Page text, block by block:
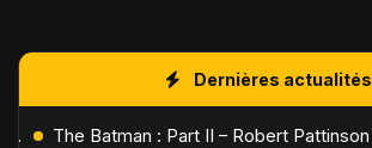
Dernières actualités
L'Âge de Glace : Le Réveil du Volcan – Manny, Sid et Diego de retour pour une aventure explosive